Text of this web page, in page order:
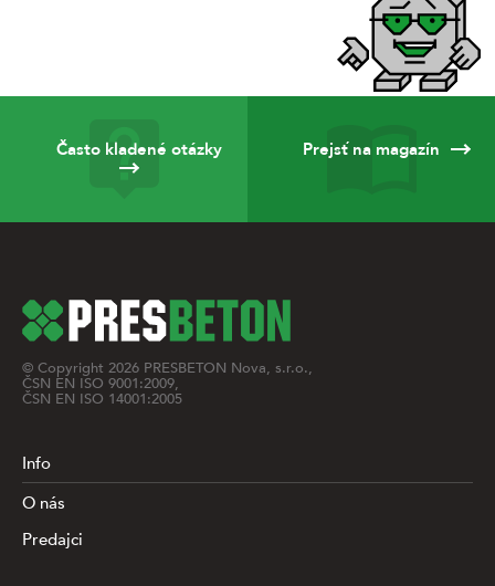
Často kladené otázky Prejsť na magazín
© Copyright 2026 PRESBETON Nova, s.r.o.,
ČSN EN ISO 9001:2009,
ČSN EN ISO 14001:2005
Info
O nás
Predajci